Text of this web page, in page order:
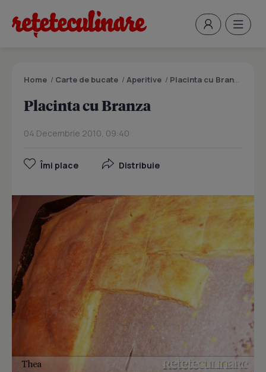
Home / Carte de bucate / Aperitive / Placinta cu Branza
Placinta cu Branza
04 Decembrie 2010, 09:40
Îmi place Distribuie